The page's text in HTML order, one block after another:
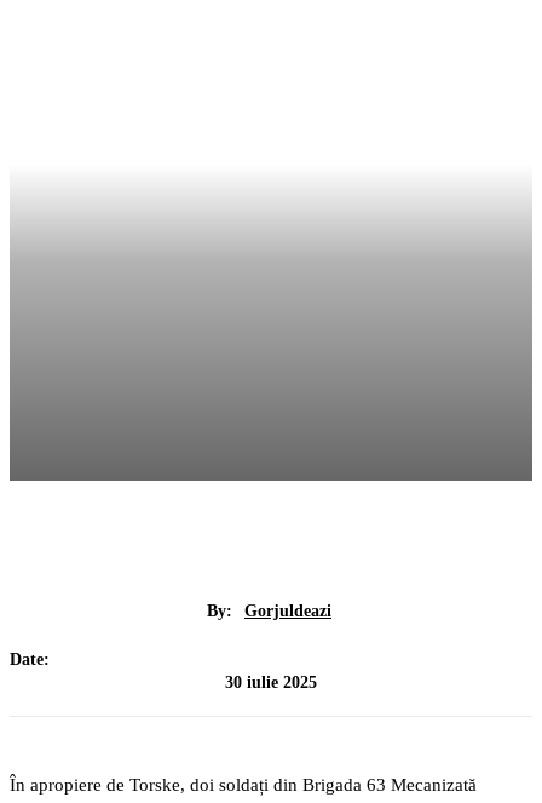
By: Gorjuldeazi
Date:
30 iulie 2025
În apropiere de Torske, doi soldați din Brigada 63 Mecanizată